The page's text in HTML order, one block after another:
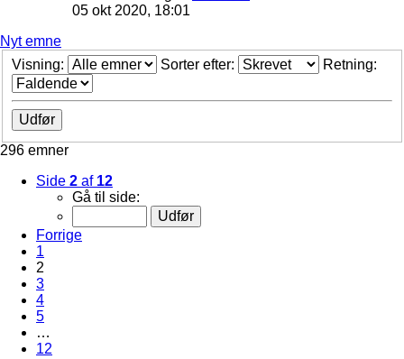
05 okt 2020, 18:01
Nyt emne
Visning:
Sorter efter: Retning:
296 emner
Side 2 af 12
Gå til side:
Forrige
1
2
3
4
5
…
12